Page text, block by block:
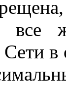
все
Сети